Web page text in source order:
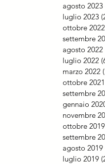
agosto 2023
luglio 2023
ottobre 2022
settembre
agosto 2022
luglio 2022
marzo 2022
ottobre 2021
settembre
gennaio
novembre
ottobre 2019
settembre
agosto 2019
luglio 2019